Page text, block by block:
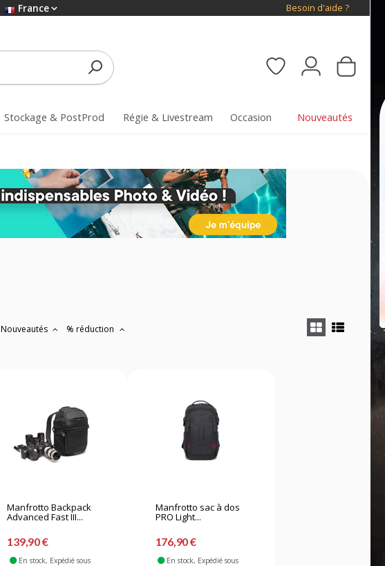
France Besoin d'aide ?
Stockage & PostProd Régie & Livestream Occasion Nouveautés
Nouveautés % réduction
Manfrotto Backpack
Advanced Fast III...
139,90 €
En stock, Expédié sous
Manfrotto sac à dos
PRO Light...
176,90 €
En stock, Expédié sous